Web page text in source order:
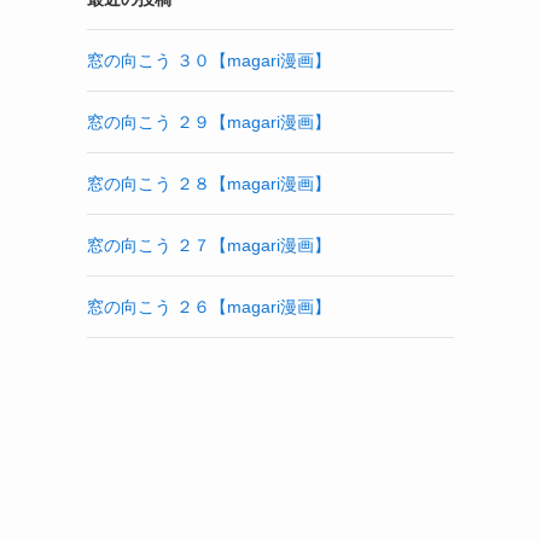
窓の向こう ３０【magari漫画】
窓の向こう ２９【magari漫画】
窓の向こう ２８【magari漫画】
窓の向こう ２７【magari漫画】
窓の向こう ２６【magari漫画】